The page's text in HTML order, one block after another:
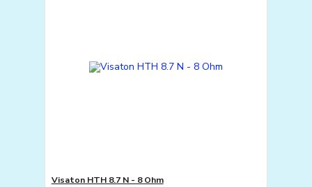
Visaton HTH 8.7 N - 8 Ohm